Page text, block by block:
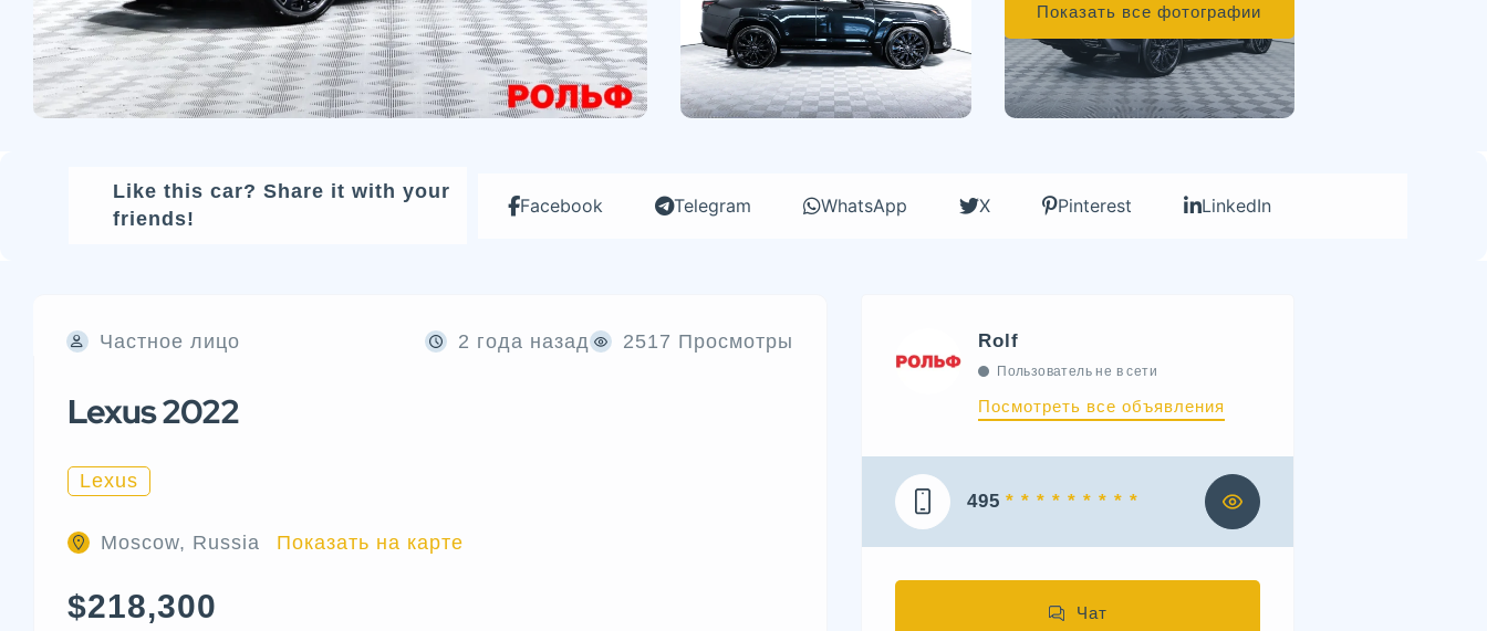
Показать все фотографии
Like this car? Share it with your
friends!
Facebook Telegram WhatsApp X Pinterest LinkedIn
Частное лицо 2 года назад 2517 Просмотры
Lexus 2022
Lexus
Moscow, Russia Показать на карте
$218,300
Rolf
Пользователь не в сети
Посмотреть все объявления
495 * * * * * * * * *
Чат